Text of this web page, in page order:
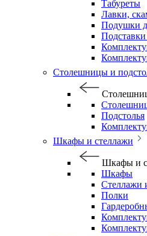
Табуреты
Лавки,
Подушки
Столешницы и
Подстолья
Шкафы и стеллажи
Шкафы и
Шкафы
Стеллажи
Полки